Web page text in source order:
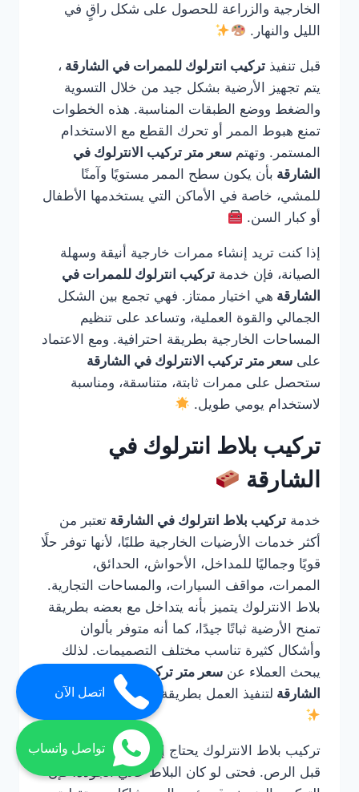
الخارجية والزراعة للحصول على شكل راقٍ في
الليل والنهار.
قبل تنفيذ تركيب انترلوك للممرات في الشارقة ،
يتم تجهيز الأرضية بشكل جيد من خلال التسوية
والضغط ووضع الطبقات المناسبة. هذه الخطوات
تمنع هبوط الممر أو تحرك القطع مع الاستخدام
المستمر. وتهتم سعر متر تركيب الانترلوك في
الشارقة بأن يكون سطح الممر مستويًا وآمنًا
للمشي، خاصة في الأماكن التي يستخدمها الأطفال
أو كبار السن.
إذا كنت تريد إنشاء ممرات خارجية أنيقة وسهلة
الصيانة، فإن خدمة تركيب انترلوك للممرات في
الشارقة هي اختيار ممتاز. فهي تجمع بين الشكل
الجمالي والقوة العملية، وتساعد على تنظيم
المساحات الخارجية بطريقة احترافية. ومع الاعتماد
على سعر متر تركيب الانترلوك في الشارقة
ستحصل على ممرات ثابتة، متناسقة، ومناسبة
لاستخدام يومي طويل.
تركيب بلاط انترلوك في
الشارقة
خدمة تركيب بلاط انترلوك في الشارقة تعتبر من
أكثر خدمات الأرضيات الخارجية طلبًا، لأنها توفر حلًا
قويًا وجماليًا للمداخل، الأحواش، الحدائق،
الممرات، مواقف السيارات، والمساحات التجارية.
بلاط الانترلوك يتميز بأنه يتداخل مع بعضه بطريقة
تمنح الأرضية ثباتًا جيدًا، كما أنه متوفر بألوان
وأشكال كثيرة تناسب مختلف التصميمات. لذلك
يبحث العملاء عن سعر متر تركيب الانترلوك في
الشارقة لتنفيذ العمل بطريقة صحيحة واحترافية.
تركيب بلاط الانترلوك يحتاج إلى خبرة في التأسيس
قبل الرص. فحتى لو كان البلاط عالي الجودة، فإن
اتصل الآن
تواصل واتساب